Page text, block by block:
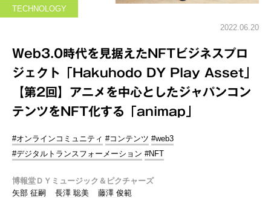
TECHNOLOGY
2022.06.20
Web3.0時代を見据えたNFTビジネスプロ
ジェクト「Hakuhodo DY Play Asset」
【第2回】アニメを中心としたジャパンコン
テンツをNFT化する「animap」
#オンラインコミュニティ #コンテンツ #web3
#デジタルトランスフォーメーション #NFT
博報堂ＤＹミュージック＆ピクチャーズ
矢部 征嗣
長澤 聡美
藤澤 俊範